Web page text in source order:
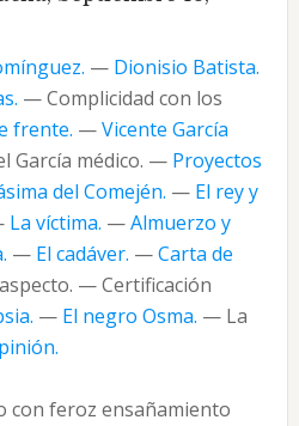
— Dionisio Batista.
— Complicidad con los
frente. —Vicente García
García médico. — Proyectos
del Comején. — El rey y
La víctima. —Almuerzo y
— El cadáver. —Carta de
— Certificación
— El negro Osma. — La
con feroz ensañamiento